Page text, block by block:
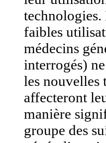
technologies.
faibles
médecins
interrogés)
les nouvelles
affecteront
manière
groupe des